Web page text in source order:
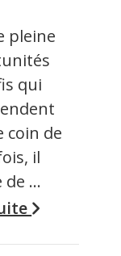
pleine
qui
coin de
il
de …